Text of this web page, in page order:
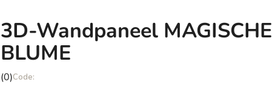
3D-Wandpaneel MAGISCHE
BLUME
Die
(0)